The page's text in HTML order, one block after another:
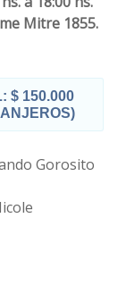
Mitre 1855.
$ 150.000
Gorosito